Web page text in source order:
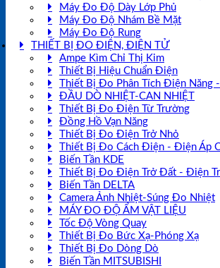
Máy Đo Độ Dày Lớp Phủ
Máy Đo Độ Nhám Bề Mặt
Máy Đo Độ Rung
THIẾT BỊ ĐO ĐIỆN, ĐIỆN TỬ
Ampe Kìm Chỉ Thị Kim
Thiết Bị Hiệu Chuẩn Điện
Thiết Bị Đo Phân Tích Điện Năng
ĐẦU DÒ NHIỆT-CAN NHIỆT
Thiết Bị Đo Điện Từ Trường
Đồng Hồ Vạn Năng
Thiết Bị Đo Điện Trở Nhỏ
Thiết Bị Đo Cách Điện - Điện Áp
Biến Tần KDE
Thiết Bị Đo Điện Trở Đất - Điện
Biến Tần DELTA
Camera Ảnh Nhiệt-Súng Đo Nhiệt
MÁY ĐO ĐỘ ẨM VẬT LIỆU
Tốc Độ Vòng Quay
Thiết Bị Đo Bức Xạ-Phóng Xạ
Thiết Bị Đo Dòng Dò
Biến Tần MITSUBISHI